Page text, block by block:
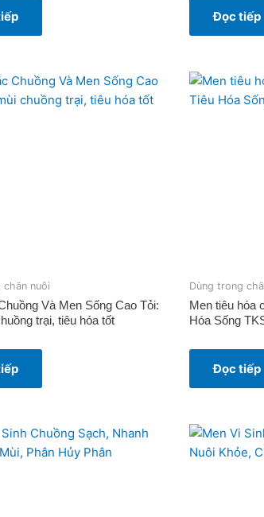
Đọc tiếp
chăn nuôi
Và Men Sống Cao Tỏi:
trại, tiêu hóa tốt
Dùng trong
Men tiêu hóa
Hóa Sống
Đọc tiếp